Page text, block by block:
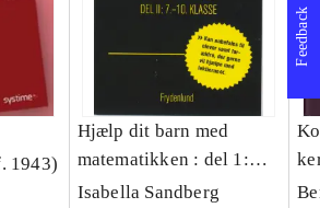
1943)
Hjælp dit barn med
matematikken : del 1:
1.-6. klasse, del 2: 7.-10.
Isabella Sandberg
Feedback